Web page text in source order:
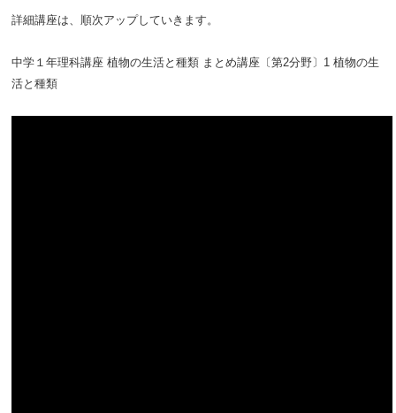
詳細講座は、順次アップしていきます。
中学１年理科講座 植物の生活と種類 まとめ講座〔第2分野〕1 植物の生
活と種類